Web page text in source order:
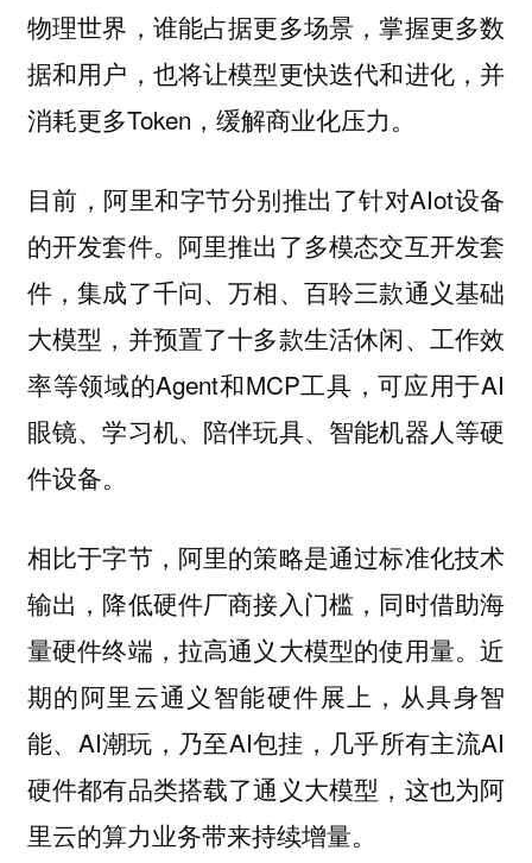
物理世界，谁能占据更多场景，掌握更多数
据和用户，也将让模型更快迭代和进化，并
消耗更多Token，缓解商业化压力。
目前，阿里和字节分别推出了针对AIot设备
的开发套件。阿里推出了多模态交互开发套
件，集成了千问、万相、百聆三款通义基础
大模型，并预置了十多款生活休闲、工作效
率等领域的Agent和MCP工具，可应用于AI
眼镜、学习机、陪伴玩具、智能机器人等硬
件设备。
相比于字节，阿里的策略是通过标准化技术
输出，降低硬件厂商接入门槛，同时借助海
量硬件终端，拉高通义大模型的使用量。近
期的阿里云通义智能硬件展上，从具身智
能、AI潮玩，乃至AI包挂，几乎所有主流AI
硬件都有品类搭载了通义大模型，这也为阿
里云的算力业务带来持续增量。